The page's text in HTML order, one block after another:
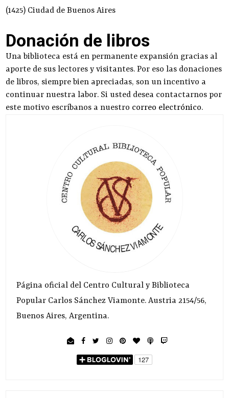
(1425) Ciudad de Buenos Aires
Donación de libros
Una biblioteca está en permanente expansión gracias al
aporte de sus lectores y visitantes. Por eso las donaciones
de libros, siempre bien apreciadas, son un incentivo a
continuar nuestra labor. Si usted desea contactarnos por
este motivo escríbanos a nuestro correo electrónico.
Página oficial del Centro Cultural y Biblioteca
Popular Carlos Sánchez Viamonte. Austria 2154/56,
Buenos Aires, Argentina.